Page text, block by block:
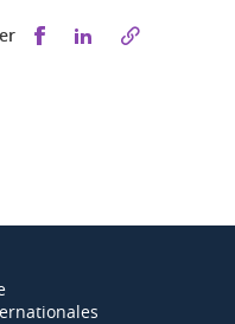
Partager sur Facebook
Partager sur